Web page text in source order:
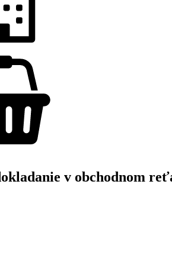
v obchodnom